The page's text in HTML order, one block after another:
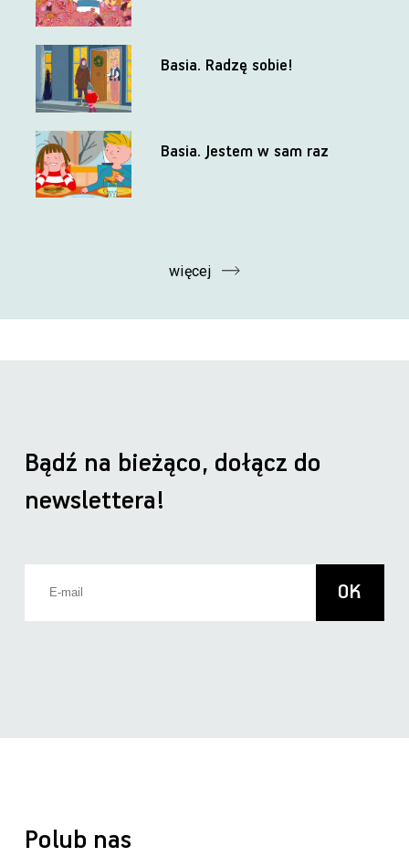
Basia. Radzę sobie!
Basia. Jestem w sam raz
więcej
Polub nas
Bądź na bieżąco, dołącz do
newslettera!